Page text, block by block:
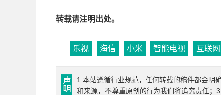
转载请注明出处。
乐视 海信 小米 智能电视
互联
1.本站遵循行业规范，任何转载的稿件都会明
和来源，不尊重原创的行为我们将追究责任；